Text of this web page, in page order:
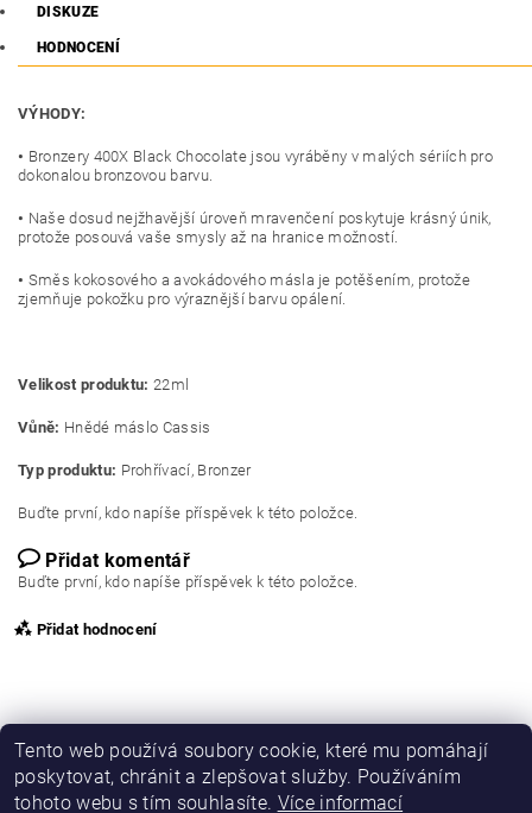
DISKUZE
HODNOCENÍ
VÝHODY:
• Bronzery 400X Black Chocolate jsou vyráběny v malých sériích pro
dokonalou bronzovou barvu.
• Naše dosud nejžhavější úroveň mravenčení poskytuje krásný únik,
protože posouvá vaše smysly až na hranice možností.
• Směs kokosového a avokádového másla je potěšením, protože
zjemňuje pokožku pro výraznější barvu opálení.
Velikost produktu: 22ml
Vůně: Hnědé máslo Cassis
Typ produktu: Prohřívací, Bronzer
Buďte první, kdo napíše příspěvek k této položce.
Přidat komentář
Buďte první, kdo napíše příspěvek k této položce.
Přidat hodnocení
Tento web používá soubory cookie, které mu pomáhají
poskytovat, chránit a zlepšovat služby. Používáním
tohoto webu s tím souhlasíte. Více informací